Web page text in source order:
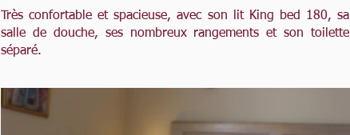
Très confortable et spacieuse, avec son lit King bed 180, sa
salle de douche, ses nombreux rangements et son toilette
séparé.